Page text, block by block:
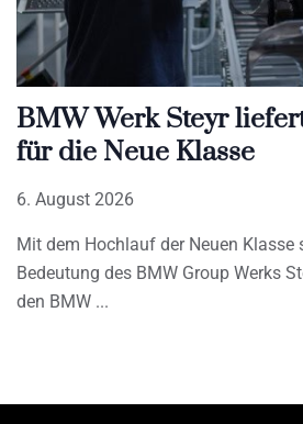
BMW Werk Steyr
für die Neue Klasse
6. August 2026
Mit dem Hochlauf der Neuen Klasse
Bedeutung des BMW Group Werks
den BMW